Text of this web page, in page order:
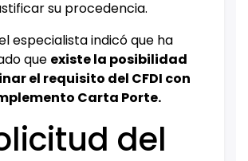
su procedencia.
especialista indicó que ha
que existe la posibilidad
el requisito del CFDI con
Carta Porte.
del